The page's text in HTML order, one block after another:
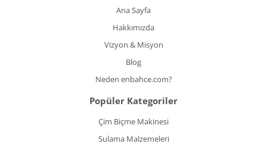
Ana Sayfa
Hakkımızda
Vizyon & Misyon
Blog
Neden enbahce.com?
Popüler Kategoriler
Çim Biçme Makinesi
Sulama Malzemeleri